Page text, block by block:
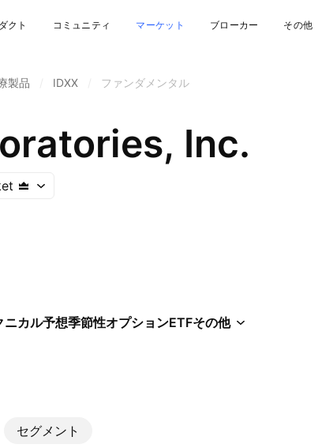
クト コミュニティ マーケット ブローカー その他
製品 IDXX ファンダメンタル
Inc.
ニカル予想季節性オプションETFその他
セグメント